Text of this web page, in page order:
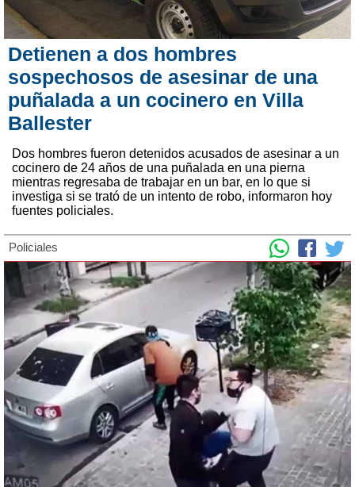
Detienen a dos hombres
sospechosos de asesinar de una
puñalada a un cocinero en Villa
Ballester
Dos hombres fueron detenidos acusados de asesinar a un
cocinero de 24 años de una puñalada en una pierna
mientras regresaba de trabajar en un bar, en lo que si
investiga si se trató de un intento de robo, informaron hoy
fuentes policiales.
Policiales